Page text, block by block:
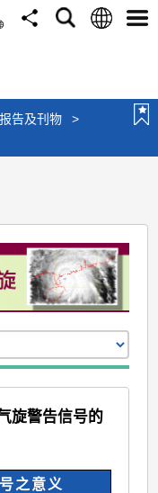
分
搜
语
选
告及刊物
>
旋警告信号的
之意义